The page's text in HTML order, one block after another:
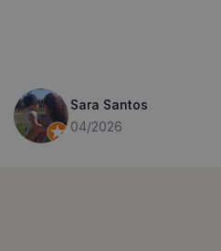
Sara Santos
04/2026